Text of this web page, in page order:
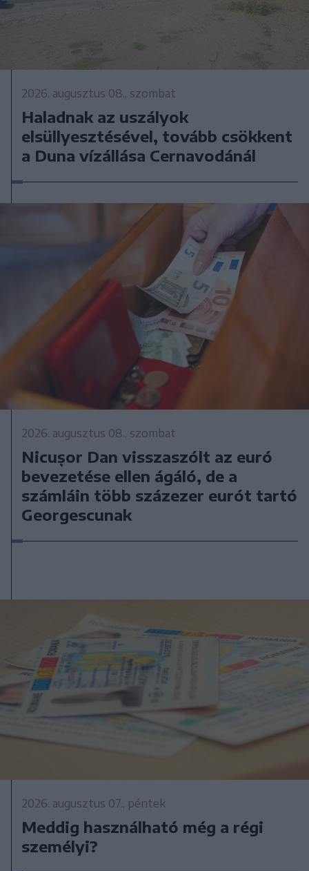
2026. augusztus 08., szombat
Haladnak az uszályok
elsüllyesztésével, tovább csökkent
a Duna vízállása Cernavodánál
2026. augusztus 08., szombat
Nicușor Dan visszaszólt az euró
bevezetése ellen ágáló, de a
számláin több százezer eurót tartó
Georgescunak
2026. augusztus 07., péntek
Meddig használható még a régi
személyi?